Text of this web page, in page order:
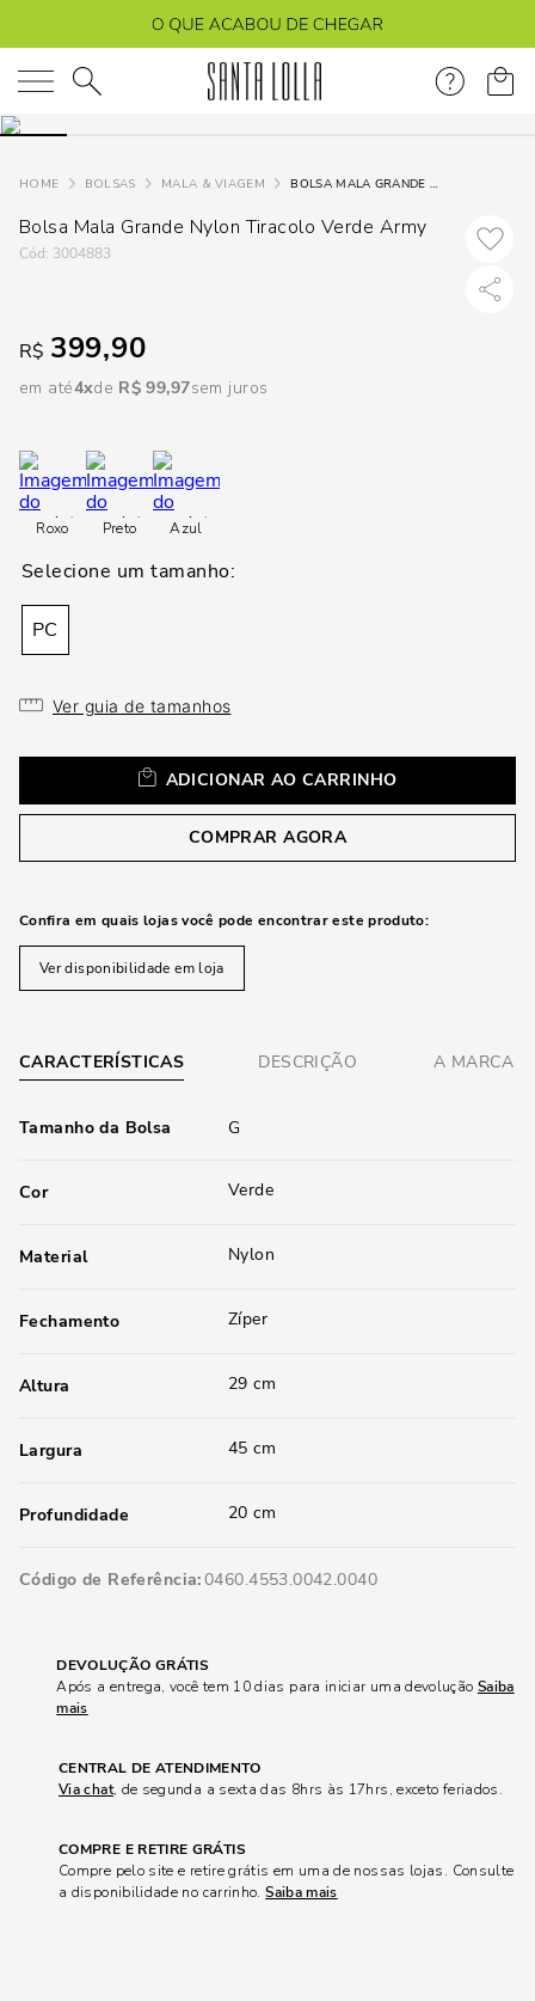
O que você está procurando?
BOLSAS MALA & VIAGEM BOLSA MALA GRANDE NYLON TIRACOLO VERDE ARMY
Bolsa Mala Grande Nylon Tiracolo Verde Army
: 3004883
R$ 399,90
em até4 R$ 99,97sem juros
Roxo Preto Azul
PC
Ver guia de tamanhos
ADICIONAR AO CARRINHO
COMPRAR AGORA
Confira em quais lojas você pode encontrar este produto:
Ver disponibilidade em loja
CARACTERÍSTICAS DESCRIÇÃO A MARCA
Tamanho da Bolsa G
Cor Verde
Material Nylon
Fechamento Zíper
Altura 29 cm
Largura 45 cm
Profundidade 20 cm
Código de Referência 0460.4553.0042.0040
DEVOLUÇÃO GRÁTIS
Após a entrega, você tem 10 dias para iniciar uma devolução Saiba
mais
CENTRAL DE ATENDIMENTO
Via chat, de segunda a sexta das 8hrs às 17hrs, exceto feriados.
COMPRE E RETIRE GRÁTIS
Compre pelo site e retire grátis em uma de nossas lojas. Consulte
a disponibilidade no carrinho.Saiba mais